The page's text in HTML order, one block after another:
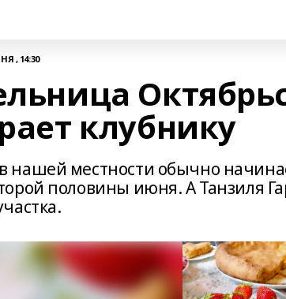
, 14:30
клубнику
нашей местности обычно
половины июня. А Танзиля